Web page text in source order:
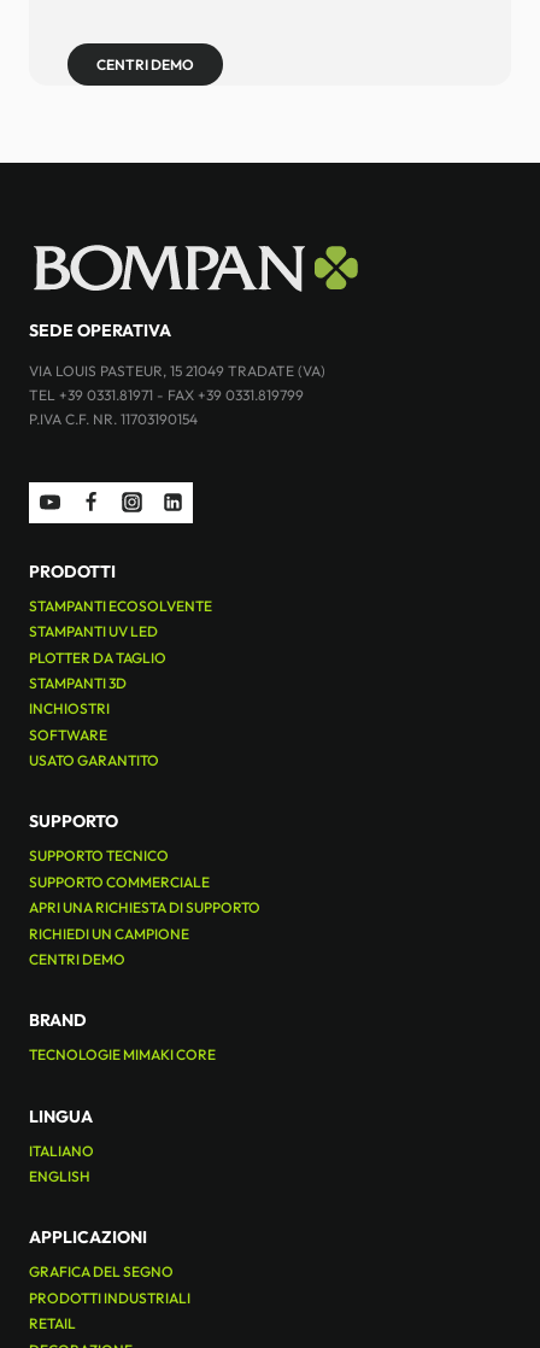
CENTRI DEMO
SEDE OPERATIVA
VIA LOUIS PASTEUR, 15 21049 TRADATE (VA)
TEL +39 0331.81971 - FAX +39 0331.819799
P.IVA C.F. NR. 11703190154
PRODOTTI
STAMPANTI ECOSOLVENTE
STAMPANTI UV LED
PLOTTER DA TAGLIO
STAMPANTI 3D
INCHIOSTRI
SOFTWARE
USATO GARANTITO
SUPPORTO
SUPPORTO TECNICO
SUPPORTO COMMERCIALE
APRI UNA RICHIESTA DI SUPPORTO
RICHIEDI UN CAMPIONE
CENTRI DEMO
BRAND
TECNOLOGIE MIMAKI CORE
LINGUA
ITALIANO
ENGLISH
APPLICAZIONI
GRAFICA DEL SEGNO
PRODOTTI INDUSTRIALI
RETAIL